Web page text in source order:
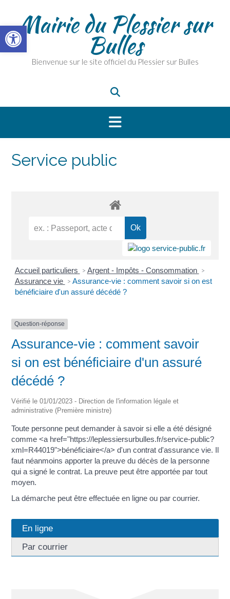
contentMairie du Plessier sur
Bulles
Bienvenue sur le site officiel du Plessier sur Bulles
Service public
Accueil particuliers > Argent - Impôts - Consommation >
Assurance vie > Assurance-vie : comment savoir si on est
bénéficiaire d'un assuré décédé ?
Question-réponse
Assurance-vie : comment savoir
si on est bénéficiaire d'un assuré
décédé ?
Vérifié le 01/01/2023 - Direction de l'information légale et
administrative (Première ministre)
Toute personne peut demander à savoir si elle a été désigné
comme <a href="https://leplessiersurbulles.fr/service-public?
xml=R44019">bénéficiaire</a> d'un contrat d'assurance vie. Il
faut néanmoins apporter la preuve du décès de la personne
qui a signé le contrat. La preuve peut être apportée par tout
moyen.
La démarche peut être effectuée en ligne ou par courrier.
En ligne
Par courrier
Ouvrir la barre d’outils